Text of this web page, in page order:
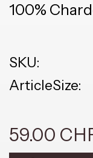
100%
SKU:
ArticleSize:
59.00